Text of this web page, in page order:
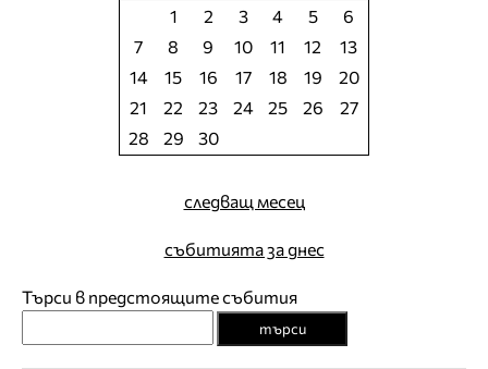
1
2 3 4 5
6
7
8 9 10 11 12
13
14
15 16 17 18 19
20
21
22 23 24 25 26
27
28
29 30
следващ месец
събитията за днес
Търси в предстоящите събития
търси